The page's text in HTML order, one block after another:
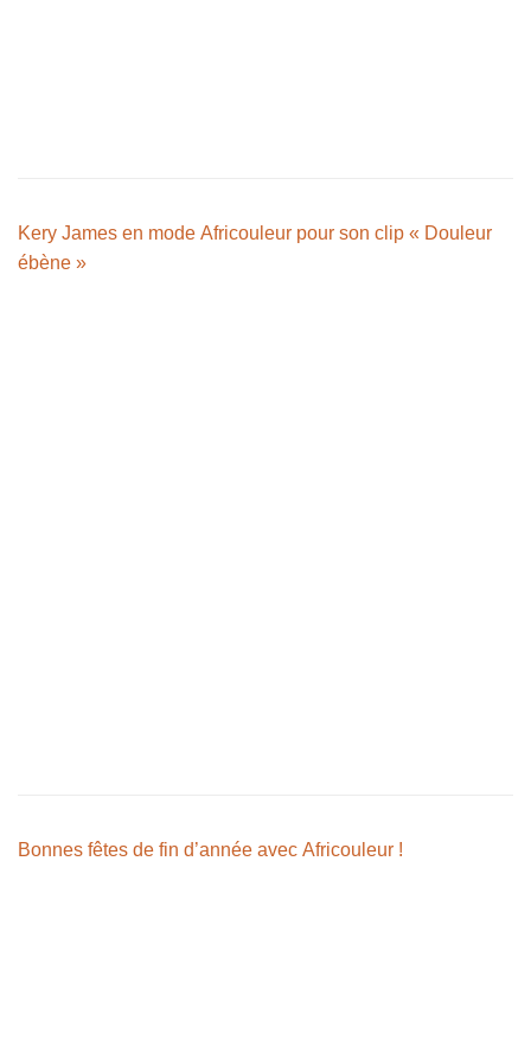
Kery James en mode Africouleur pour son clip « Douleur
ébène »
Bonnes fêtes de fin d’année avec Africouleur !